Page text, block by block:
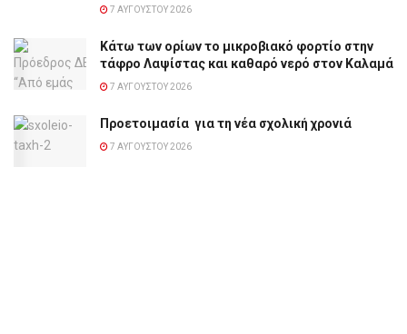
7 ΑΥΓΟΎΣΤΟΥ 2026
Κάτω των ορίων το μικροβιακό φορτίο στην
τάφρο Λαψίστας και καθαρό νερό στον Καλαμά
7 ΑΥΓΟΎΣΤΟΥ 2026
Προετοιμασία για τη νέα σχολική χρονιά
7 ΑΥΓΟΎΣΤΟΥ 2026